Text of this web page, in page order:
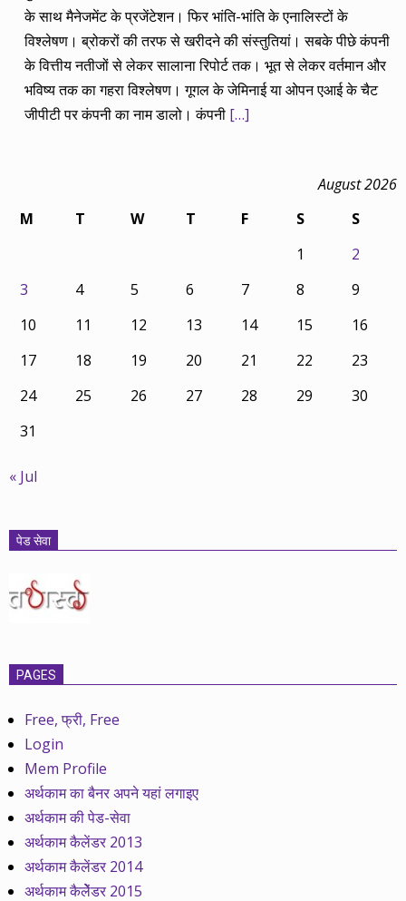
के साथ मैनेजमेंट के प्रजेंटेशन। फिर भांति-भांति के एनालिस्टों के
विश्लेषण। ब्रोकरों की तरफ से खरीदने की संस्तुतियां। सबके पीछे कंपनी
के वित्तीय नतीजों से लेकर सालाना रिपोर्ट तक। भूत से लेकर वर्तमान और
भविष्य तक का गहरा विश्लेषण। गूगल के जेमिनाई या ओपन एआई के चैट
जीपीटी पर कंपनी का नाम डालो। कंपनी […]
August 2026
M
T W T F S
S
1
2
3
4 5 6 7 8
9
10
11 12 13 14 15
16
17
18 19 20 21 22
23
24
25 26 27 28 29
30
31
« Jul
पेड सेवा
PAGES
Free, फ्री, Free
Login
Mem Profile
अर्थकाम का बैनर अपने यहां लगाइए
अर्थकाम की पेड-सेवा
अर्थकाम कैलेंडर 2013
अर्थकाम कैलेंडर 2014
अर्थकाम कैलेेंडर 2015